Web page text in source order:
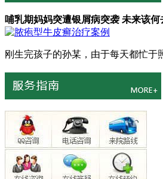
哺乳期妈妈突遭银屑病突袭 未来该何
刚生完孩子的孙某，由于每天都忙于